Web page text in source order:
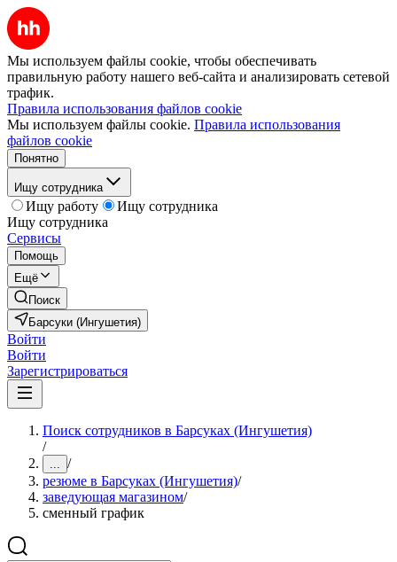
Мы используем файлы cookie, чтобы обеспечивать
правильную работу нашего веб-сайта и анализировать сетевой
трафик.
Правила использования файлов cookie
Мы используем файлы cookie. Правила использования
файлов cookie
Понятно
Ищу сотрудника
Ищу работу
Ищу сотрудника
Ищу сотрудника
Сервисы
Помощь
Ещё
Поиск
Барсуки (Ингушетия)
Войти
Войти
Зарегистрироваться
Поиск сотрудников в Барсуках (Ингушетия)
/
... /
резюме в Барсуках (Ингушетия)/
заведующая магазином/
сменный график